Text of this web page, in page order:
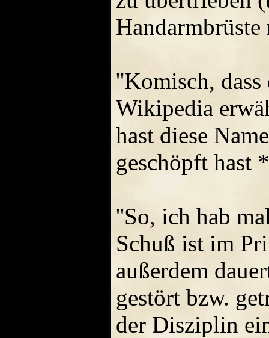
Handarmbrüste
''Komisch,
Wikipedia
hast diese
geschöpft hast
''So, ich hab
Schuß ist im
außerdem
gestört bzw.
der Disziplin